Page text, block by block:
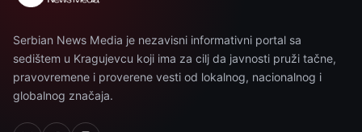
Serbian News Media je nezavisni informativni portal sa
sedištem u Kragujevcu koji ima za cilj da javnosti pruži tačne,
pravovremene i proverene vesti od lokalnog, nacionalnog i
globalnog značaja.